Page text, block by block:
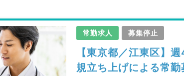
常勤求人 募集停止
【東京都／江東区】
規立ち上げによる常